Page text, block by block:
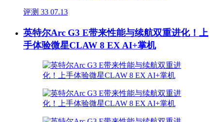
评测 33 07.13
英特尔Arc G3 E带来性能与续航双重进化！上
手体验微星CLAW 8 EX AI+掌机